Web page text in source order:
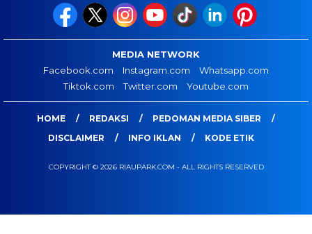
MEDIA NETWORK
Facebook.com
Instagram.com
Whatsapp.com
Tiktok.com
Twitter.com Youtube.com
HOME REDAKSI
PEDOMAN MEDIA SIBER
DISCLAIMER
INFO IKLAN KODE ETIK
COPYRIGHT © 2026 RIAUPARK.COM - ALL RIGHTS RESERVED